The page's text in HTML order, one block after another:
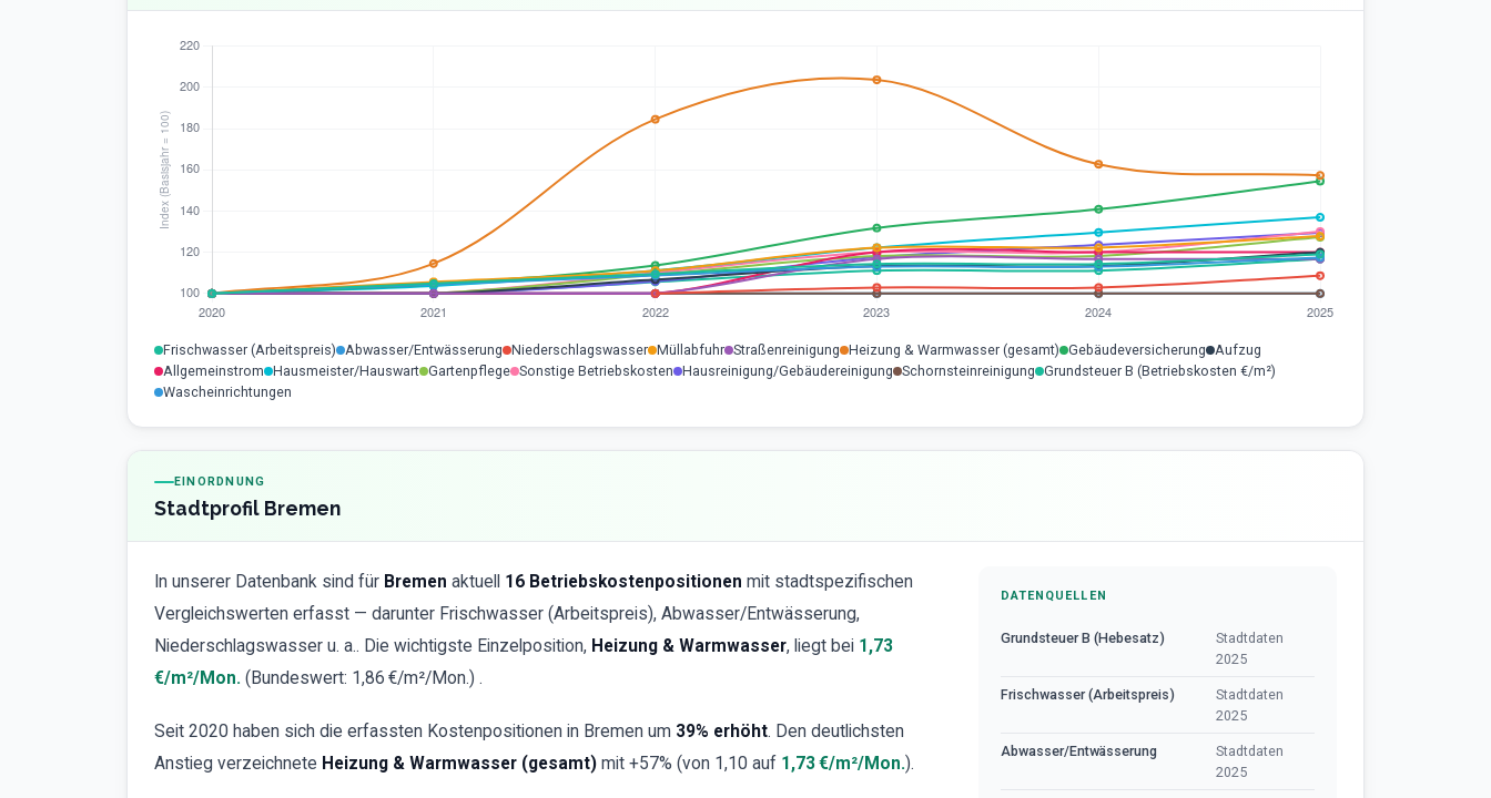
Frischwasser (Arbeitspreis) Abwasser/Entwässerung Niederschlagswasser Müllabfuhr Straßenreinigung Heizung & Warmwasser (gesamt) Gebäudeversicherung Aufzug
Allgemeinstrom Hausmeister/Hauswart Gartenpflege Sonstige Betriebskosten Hausreinigung/Gebäudereinigung Schornsteinreinigung Grundsteuer B (Betriebskosten €/m²)
Wascheinrichtungen
EINORDNUNG
Stadtprofil Bremen
In unserer Datenbank sind für Bremen aktuell 16 Betriebskostenpositionen mit stadtspezifischen
Vergleichswerten erfasst — darunter Frischwasser (Arbeitspreis), Abwasser/Entwässerung,
Niederschlagswasser u. a.. Die wichtigste Einzelposition, Heizung & Warmwasser, liegt bei 1,73
€/m²/Mon. (Bundeswert: 1,86 €/m²/Mon.) .
Seit 2020 haben sich die erfassten Kostenpositionen in Bremen um 39% erhöht. Den deutlichsten
Anstieg verzeichnete Heizung & Warmwasser (gesamt) mit +57% (von 1,10 auf 1,73 €/m²/Mon.).
DATENQUELLEN
Grundsteuer B (Hebesatz)
Stadtdaten
2025
Frischwasser (Arbeitspreis)
Stadtdaten
2025
Abwasser/Entwässerung
Stadtdaten
2025